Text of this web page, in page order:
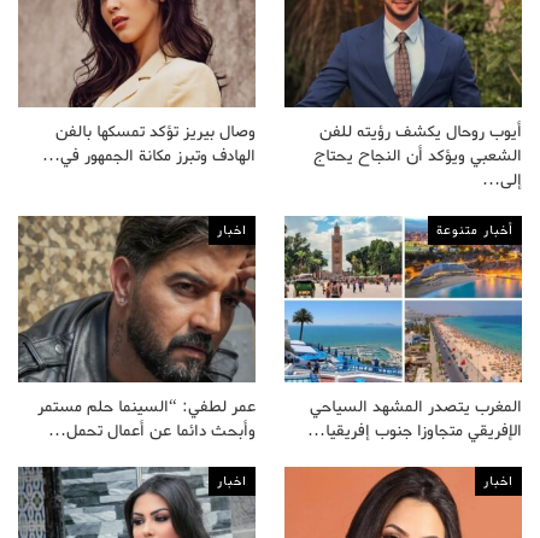
أيوب روحال يكشف رؤيته للفن
الشعبي ويؤكد أن النجاح يحتاج
إلى…
وصال بيريز تؤكد تمسكها بالفن
الهادف وتبرز مكانة الجمهور في…
أخبار متنوعة
المغرب يتصدر المشهد السياحي
الإفريقي متجاوزا جنوب إفريقيا…
اخبار
عمر لطفي: “السينما حلم مستمر
وأبحث دائما عن أعمال تحمل…
اخبار اخبار